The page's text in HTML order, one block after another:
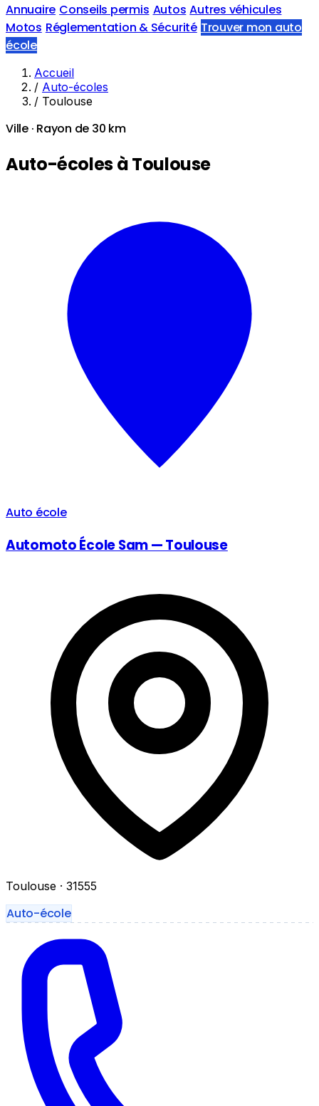
Annuaire Conseils permis Autos Autres véhicules
Motos Réglementation & Sécurité Trouver mon auto
école
Accueil
/ Auto-écoles
/ Toulouse
Ville · Rayon de 30 km
Auto-écoles à Toulouse
Auto école
Automoto École Sam — Toulouse
Toulouse · 31555
Auto-école